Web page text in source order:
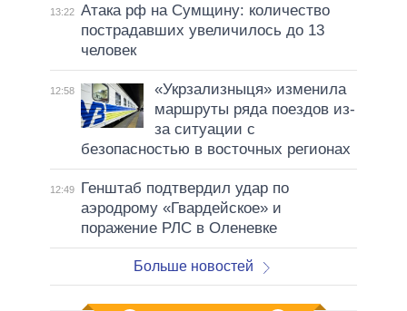
13:22 Атака рф на Сумщину: количество
пострадавших увеличилось до 13
человек
12:58
«Укрзализныця» изменила
маршруты ряда поездов из-
за ситуации с
безопасностью в восточных регионах
12:49
Генштаб подтвердил удар по
аэродрому «Гвардейское» и
поражение РЛС в Оленевке
Больше новостей